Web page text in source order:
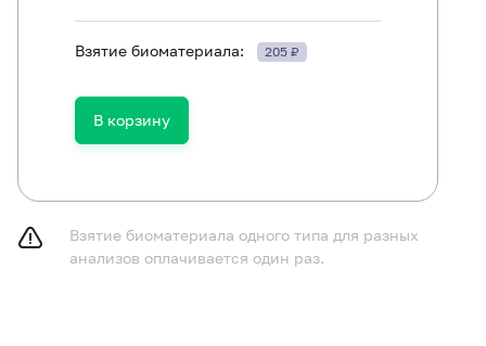
пищу в течение 12 часов до исследования,
физическое и эмоциональное перенапряжение
Взятие биоматериала: 205 ₽
В корзину
Взятие биоматериала одного типа для разных
анализов оплачивается один раз.